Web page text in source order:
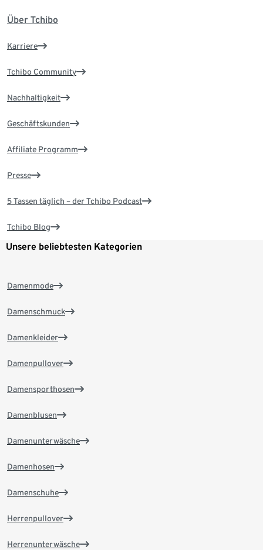
Über Tchibo
Karriere
Tchibo Community
Nachhaltigkeit
Geschäftskunden
Affiliate Programm
Presse
5 Tassen täglich – der Tchibo Podcast
Tchibo Blog
Unsere beliebtesten Kategorien
Damenmode
Damenschmuck
Damenkleider
Damenpullover
Damensporthosen
Damenblusen
Damenunterwäsche
Damenhosen
Damenschuhe
Herrenpullover
Herrenunterwäsche